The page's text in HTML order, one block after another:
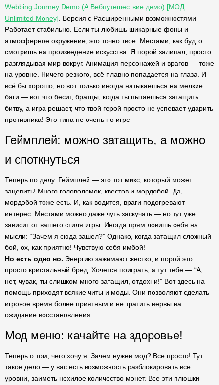
Webbing Journey Demo (А Вебпутешествие демо) [МОД
Unlimited Money] . Версия с Расширенными возможностями.
Работает стабильно. Если ты любишь шикарные фоны и
атмосферное окружение, это точно твое. Местами, как будто
смотришь на произведение искусства. Я порой залипал, просто
разглядывая мир вокруг. Анимация персонажей и врагов — тоже
на уровне. Ничего резкого, всё плавно попадается на глаза. И
всё бы хорошо, но вот только иногда натыкаешься на мелкие
баги — вот что бесит, братцы, когда ты пытаешься затащить
битву, а игра решает, что твой герой просто не успевает ударить
противника! Это типа не очень по игре.
Геймплей: можно затащить, а можно
и споткнуться
Теперь по делу. Геймплей — это тот микс, который может
зацепить! Много головоломок, квестов и мордобой. Да,
мордобой тоже есть. И, как водится, враги подогревают
интерес. Местами можно даже чуть заскучать — но тут уже
зависит от вашего стиля игры. Иногда прям ловишь себя на
мысли: “Зачем я сюда зашел?” Однако, когда затащил сложный
бой, ох, как приятно! Чувствую себя имбой!
Но есть одно но. Энергию зажимают жестко, и порой это
просто кристальный бред. Хочется поиграть, а тут тебе — “А,
нет, чувак, ты слишком много затащил, отдохни!” Вот здесь на
помощь приходят всякие читы и моды. Они позволяют сделать
игровое время более приятным и не тратить нервы на
ожидание восстановления.
Мод меню: качайте на здоровье!
Теперь о том, чего хочу я! Зачем нужен мод? Все просто! Тут
такое дело — у вас есть возможность разблокировать все
уровни, заиметь нехилое количество монет. Все эти плюшки